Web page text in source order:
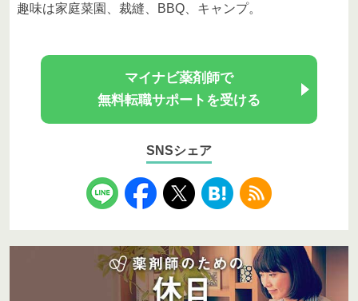
趣味は家庭菜園、裁縫、BBQ、キャンプ。
マイナビ薬剤師で
無料転職サポートを受ける
SNSシェア